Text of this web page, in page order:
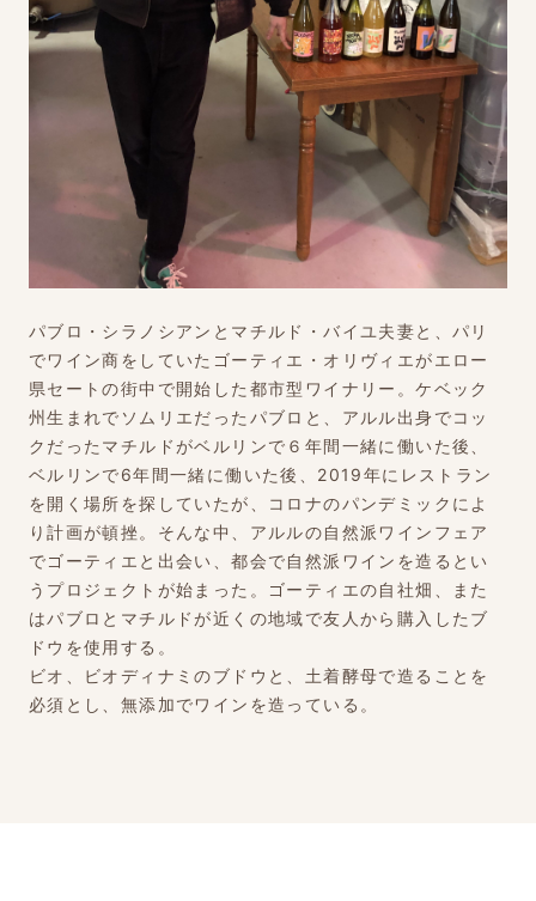
パブロ・シラノシアンとマチルド・バイユ夫妻と、パリ
でワイン商をしていたゴーティエ・オリヴィエがエロー
県セートの街中で開始した都市型ワイナリー。ケベック
州生まれでソムリエだったパブロと、アルル出身でコッ
クだったマチルドがベルリンで６年間一緒に働いた後、
ベルリンで6年間一緒に働いた後、2019年にレストラン
を開く場所を探していたが、コロナのパンデミックによ
り計画が頓挫。そんな中、アルルの自然派ワインフェア
でゴーティエと出会い、都会で自然派ワインを造るとい
うプロジェクトが始まった。ゴーティエの自社畑、また
はパブロとマチルドが近くの地域で友人から購入したブ
ドウを使用する。
ビオ、ビオディナミのブドウと、土着酵母で造ることを
必須とし、無添加でワインを造っている。